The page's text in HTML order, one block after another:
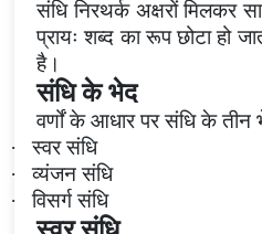
संधि निरथर्क अक्षरों मिलकर
प्रायः शब्द का रूप छोटा हो
है।
संधि के भेद
वर्णों के आधार पर संधि के तीन
· स्वर संधि
· व्यंजन संधि
· विसर्ग संधि